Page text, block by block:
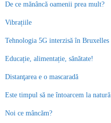
De ce mănâncă oamenii prea mult?
Vibrațiile
Tehnologia 5G interzisă în Bruxelles
Educație, alimentație, sănătate!
Distanţarea e o mascaradă
Este timpul să ne întoarcem la natură
Noi ce mâncăm?